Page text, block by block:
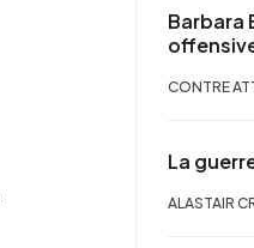
Barbara
CONTRE
La
ALASTAIR